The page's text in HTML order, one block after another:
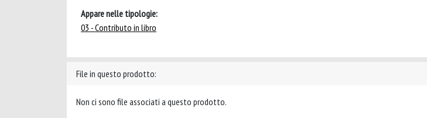
Appare nelle tipologie:
03 - Contributo in libro
File in questo prodotto:
Non ci sono file associati a questo prodotto.